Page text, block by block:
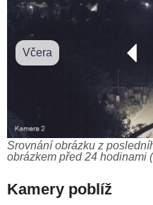
Včera
Srovnání obrázku z
obrázkem před 24 hodinami
Kamery poblíž